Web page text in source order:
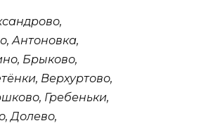
Антоновка,
Брыково,
Верхуртово,
Гребеньки,
Долево,